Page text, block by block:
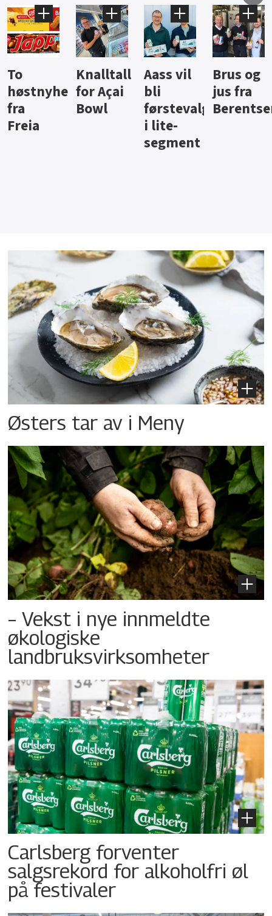
Knalltall
for Açai
Bowl
Aass vil
bli
førstevalg
Brus og
jus fra
Berentsen
Hard
iste fra
Hansa
Østers tar av i Meny
– Vekst i nye innmeldte
økologiske
landbruksvirksomheter
Carlsberg forventer
salgsrekord for alkoholfri øl
på festivaler